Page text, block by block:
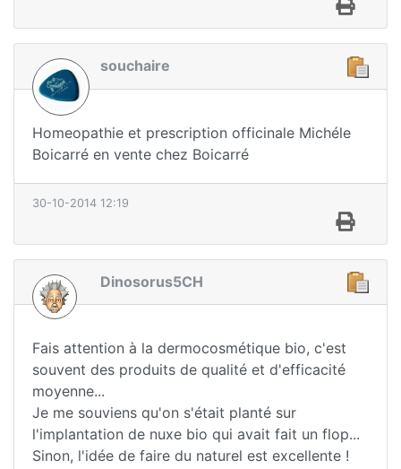
souchaire
Homeopathie et prescription officinale Michéle
Boicarré en vente chez Boicarré
30-10-2014 12:19
Dinosorus5CH
Fais attention à la dermocosmétique bio, c'est
souvent des produits de qualité et d'efficacité
moyenne...
Je me souviens qu'on s'était planté sur
l'implantation de nuxe bio qui avait fait un flop...
Sinon, l'idée de faire du naturel est excellente !